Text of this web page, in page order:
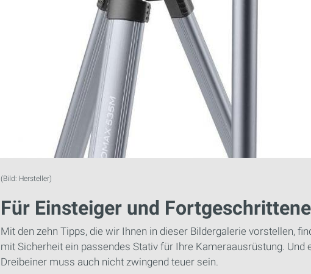
(Bild: Hersteller)
Für Einsteiger und Fortgeschrittene
Mit den zehn Tipps, die wir Ihnen in dieser Bildergalerie vorstellen,
mit Sicherheit ein passendes Stativ für Ihre Kameraausrüstung. Und
Dreibeiner muss auch nicht zwingend teuer sein.